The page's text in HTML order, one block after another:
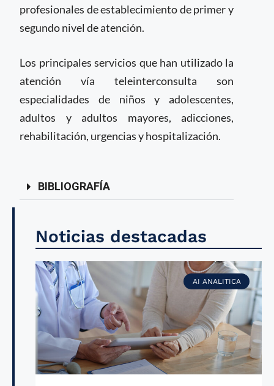
profesionales de establecimiento de primer y
segundo nivel de atención.
Los principales servicios que han utilizado la
atención vía teleinterconsulta son
especialidades de niños y adolescentes,
adultos y adultos mayores, adicciones,
rehabilitación, urgencias y hospitalización.
BIBLIOGRAFÍA
Noticias destacadas
AI ANALITICA